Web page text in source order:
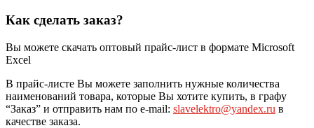
Как сделать заказ?
Вы можете скачать оптовый прайс-лист в формате Microsoft
Excel
В прайс-листе Вы можете заполнить нужные количества
наименований товара, которые Вы хотите купить, в графу
“Заказ” и отправить нам по e-mail: slavelektro@yandex.ru в
качестве заказа.